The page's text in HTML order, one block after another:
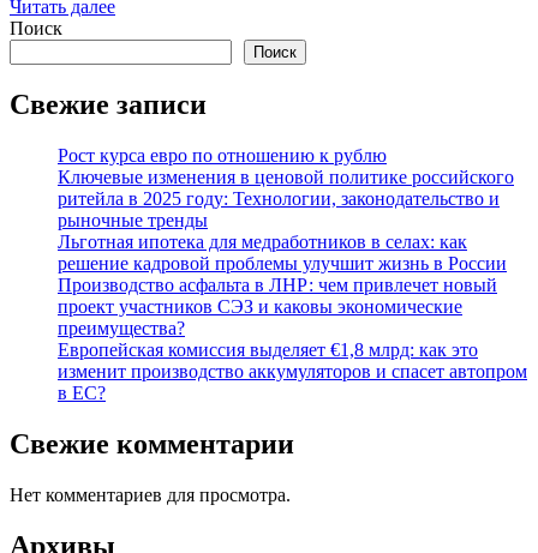
Читать далее
Поиск
Поиск
Свежие записи
Рост курса евро по отношению к рублю
Ключевые изменения в ценовой политике российского
ритейла в 2025 году: Технологии, законодательство и
рыночные тренды
Льготная ипотека для медработников в селах: как
решение кадровой проблемы улучшит жизнь в России
Производство асфальта в ЛНР: чем привлечет новый
проект участников СЭЗ и каковы экономические
преимущества?
Европейская комиссия выделяет €1,8 млрд: как это
изменит производство аккумуляторов и спасет автопром
в ЕС?
Свежие комментарии
Нет комментариев для просмотра.
Архивы